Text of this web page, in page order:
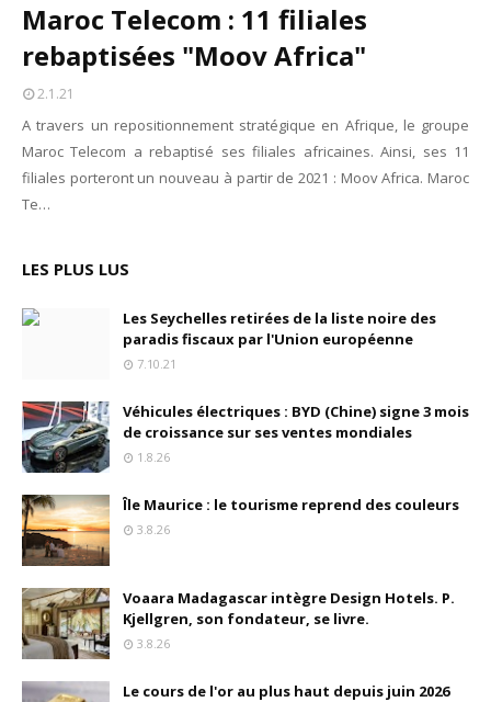
Maroc Telecom : 11 filiales
rebaptisées "Moov Africa"
2.1.21
A travers un repositionnement stratégique en Afrique, le groupe
Maroc Telecom a rebaptisé ses filiales africaines. Ainsi, ses 11
filiales porteront un nouveau à partir de 2021 : Moov Africa. Maroc
Te…
LES PLUS LUS
Les Seychelles retirées de la liste noire des
paradis fiscaux par l'Union européenne
7.10.21
Véhicules électriques : BYD (Chine) signe 3 mois
de croissance sur ses ventes mondiales
1.8.26
Île Maurice : le tourisme reprend des couleurs
3.8.26
Voaara Madagascar intègre Design Hotels. P.
Kjellgren, son fondateur, se livre.
3.8.26
Le cours de l'or au plus haut depuis juin 2026